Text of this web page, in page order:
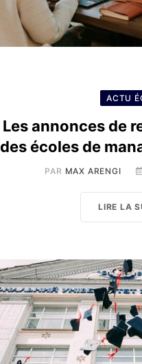
ACTU
Les annonces de
des écoles de
PAR MAX ARENGI
LIRE LA